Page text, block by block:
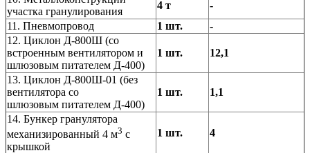
участка гранулирования
4 т
-
11. Пневмопровод
1 шт.
-
12. Циклон Д-800Ш (со
встроенным вентилятором и
шлюзовым питателем Д-400)
1 шт. 12,1
13. Циклон Д-800Ш-01 (без
вентилятора со
шлюзовым питателем Д-400)
1 шт. 1,1
14. Бункер гранулятора
механизированный 4 м3 с
крышкой
1 шт. 4